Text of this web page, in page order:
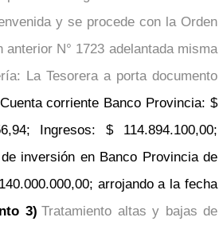
y se procede con la Orden
anterior N° 1723 adelantada misma
La Tesorera a porta documento
corriente Banco Provincia: $
Ingresos: $ 114.894.100,00;
inversión en Banco Provincia de
arrojando a la fecha
3) Tratamiento altas y bajas de